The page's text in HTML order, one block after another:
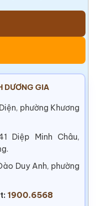
DƯƠNG GIA
phường Khương
Diệp Minh Châu,
Duy Anh, phường
1900.6568